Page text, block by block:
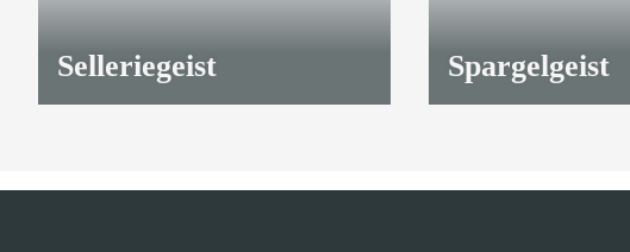
Selleriegeist
10,90 €*
Spargelgeist
10,90 €*